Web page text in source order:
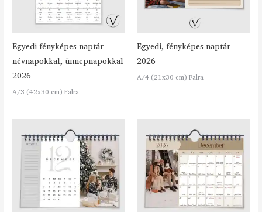
Egyedi fényképes naptár
névnapokkal, ünnepnapokkal
2026
A/3 (42x30 cm) Falra
Egyedi, fényképes naptár
2026
A/4 (21x30 cm) Falra